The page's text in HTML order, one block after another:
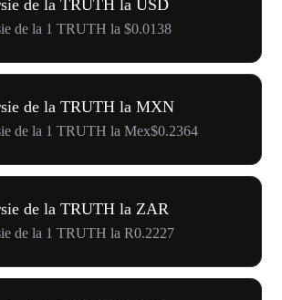
de la TRUTH la USD
de la 1 TRUTH la $0.0138
de la TRUTH la MXN
de la 1 TRUTH la Mex$0.2364
de la TRUTH la ZAR
de la 1 TRUTH la R0.2227